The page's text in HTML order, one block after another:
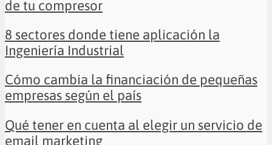
de tu compresor
8 sectores donde tiene aplicación la
Ingeniería Industrial
Cómo cambia la financiación de pequeñas
empresas según el país
Qué tener en cuenta al elegir un servicio de
email marketing